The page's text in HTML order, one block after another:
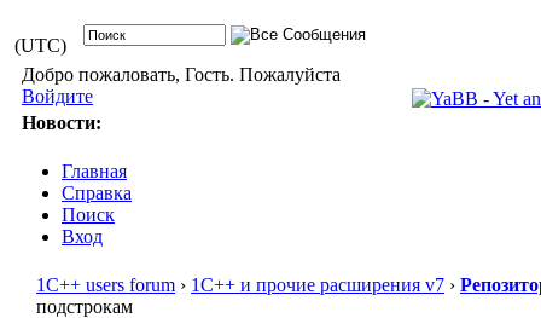
(UTC)
Добро пожаловать, Гость. Пожалуйста
Войдите
Новости:
Главная
Справка
Поиск
Вход
1С++ users forum › 1С++ и прочие расширения v7 ›
подстрокам